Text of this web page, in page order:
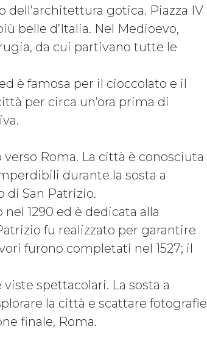
dell’architettura gotica. Piazza IV
belle d’Italia. Nel Medioevo,
da cui partivano tutte le
è famosa per il cioccolato e il
per circa un’ora prima di
Roma. La città è conosciuta
durante la sosta a
di San Patrizio.
1290 ed è dedicata alla
fu realizzato per garantire
furono completati nel 1527; il
spettacolari. La sosta a
la città e scattare fotografie
finale, Roma.